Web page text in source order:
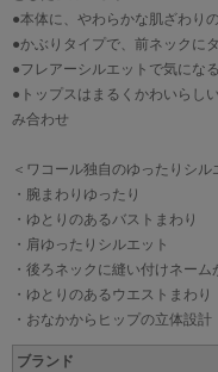
●本体に、やわらかな肌ざわり
●かぶりタイプで、前ネックに
●フレアーシルエットで気にな
●トップスはまるくかわいらし
み合わせ
＜ワコール独自のゆったりシル
・腕まわりゆったり
・ゆとりのあるバストまわり
・肩ゆったりシルエット
・後ろネックに縫い付けネー
・ゆとりのあるウエストまわり
・おなかからヒップの立体設計
ブランド